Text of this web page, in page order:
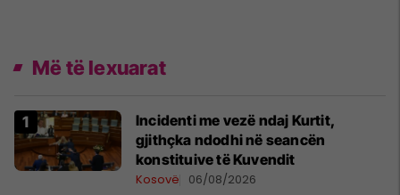
Më të lexuarat
Incidenti me vezë ndaj Kurtit,
gjithçka ndodhi në seancën
konstituive të Kuvendit
Kosovë 06/08/2026